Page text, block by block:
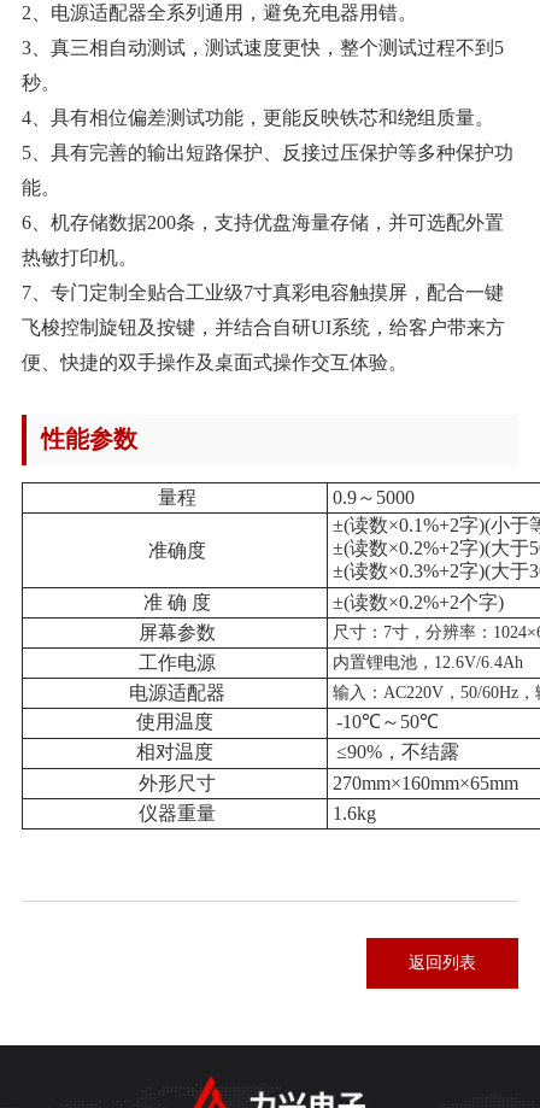
2、电源适配器全系列通用，避免充电器用错。
3、真三相自动测试，测试速度更快，整个测试过程不到5
秒。
4、具有相位偏差测试功能，更能反映铁芯和绕组质量。
5、具有完善的输出短路保护、反接过压保护等多种保护功
能。
6、机存储数据200条，支持优盘海量存储，并可选配外置
热敏打印机。
7、专门定制全贴合工业级7寸真彩电容触摸屏，配合一键
飞梭控制旋钮及按键，并结合自研UI系统，给客户带来方
便、快捷的双手操作及桌面式操作交互体验。
性能参数
量程 0.9～ 5000
准确度
±(读数×0.1%+2字)(小于
±(读数×0.2%+2字)(大于
±(读数×0.3%+2字)(大于
准 确 度
±(读数×0.2%+2个字)
屏幕参数
尺寸：7寸，分辨率：
工作电源 内置锂电池，12.6V/6.4Ah
电源适配器 输入：AC220V，50/60Hz
使用温度
-10℃～50℃
相对温度
≤90%，不结露
外形尺寸
270mm×160mm×65mm
仪器重量
1.6kg
返回列表